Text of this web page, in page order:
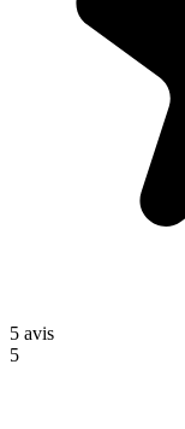
5 avis
5